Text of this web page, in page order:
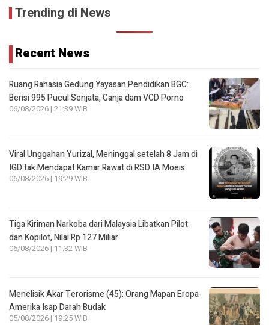
Trending di News
Recent News
Ruang Rahasia Gedung Yayasan Pendidikan BGC:
Berisi 995 Pucul Senjata, Ganja dam VCD Porno
06/08/2026 | 21:39 WIB
Viral Unggahan Yurizal, Meninggal setelah 8 Jam di
IGD tak Mendapat Kamar Rawat di RSD IA Moeis
06/08/2026 | 19:29 WIB
Tiga Kiriman Narkoba dari Malaysia Libatkan Pilot
dan Kopilot, Nilai Rp 127 Miliar
06/08/2026 | 11:32 WIB
Menelisik Akar Terorisme (45): Orang Mapan Eropa-
Amerika Isap Darah Budak
05/08/2026 | 19:25 WIB